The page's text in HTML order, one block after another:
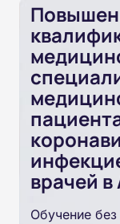
врачей
Обучение